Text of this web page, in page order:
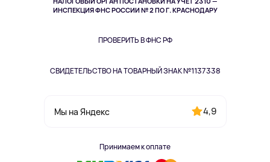
ИНСПЕКЦИЯ ФНС РОССИИ № 2 ПО Г. КРАСНОДАРУ
ПРОВЕРИТЬ В ФНС РФ
СВИДЕТЕЛЬСТВО НА ТОВАРНЫЙ ЗНАК №1137338
Мы на Яндекс 4,9
Принимаем к оплате
Здоровье питомцев
Одежда и аксессуары